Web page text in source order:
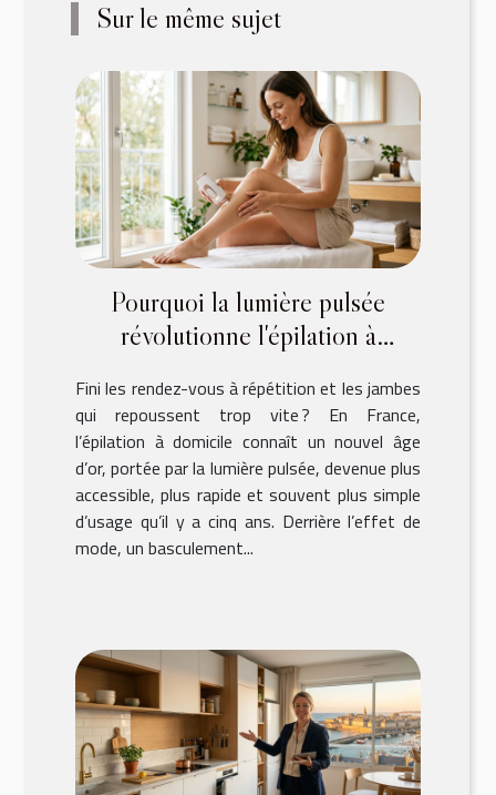
Sur le même sujet
Pourquoi la lumière pulsée
révolutionne l'épilation à
Fini les rendez-vous à répétition et les jambes
qui repoussent trop vite ? En France,
l’épilation à domicile connaît un nouvel âge
d’or, portée par la lumière pulsée, devenue plus
accessible, plus rapide et souvent plus simple
d’usage qu’il y a cinq ans. Derrière l’effet de
mode, un basculement...